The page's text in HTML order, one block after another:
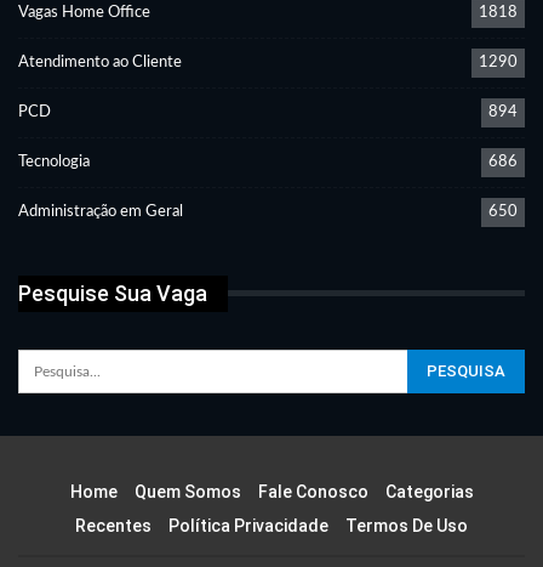
Vagas Home Office 1818
Atendimento ao Cliente 1290
PCD 894
Tecnologia 686
Administração em Geral 650
Pesquise Sua Vaga
Home Quem Somos Fale Conosco
Categorias
Recentes
Política Privacidade Termos De Uso